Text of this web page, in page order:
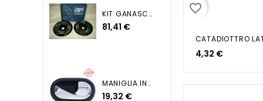
KIT GANASCE PUNTO - TIPO -...
81,41 €
MANIGLIA INTERNA SX DUSTER
19,32 €
favorite_border
4,32 €